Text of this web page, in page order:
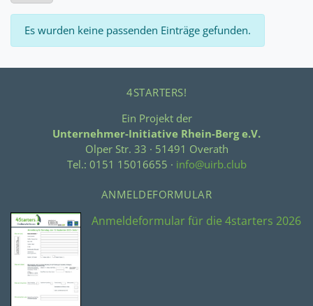
Information
Es wurden keine passenden Einträge gefunden.
4STARTERS!
Ein Projekt der
Unternehmer-Initiative Rhein-Berg e.V.
Olper Str. 33 · 51491 Overath
Tel.: 0151 15016655 · info@uirb.club
ANMELDEFORMULAR
Anmeldeformular für die 4starters 2026